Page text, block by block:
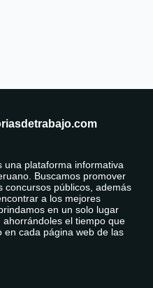
una plataforma informativa
Buscamos promover
concursos públicos, además
a los mejores
en un solo lugar
el tiempo que
en cada página web de las